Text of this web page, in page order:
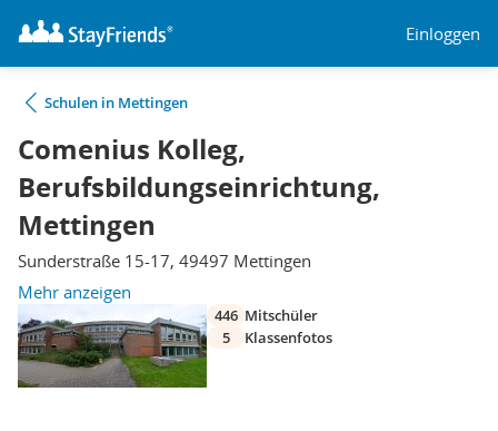
Einloggen
Schulen in Mettingen
Comenius Kolleg,
Berufsbildungseinrichtung,
Mettingen
Sunderstraße 15-17, 49497 Mettingen
Mehr anzeigen
446 Mitschüler
5
Klassenfotos